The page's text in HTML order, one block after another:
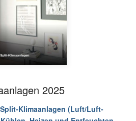
2025
Klimaanlagen (Luft/Luft-